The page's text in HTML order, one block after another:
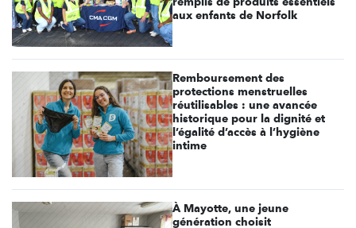
aux enfants de Norfolk
Remboursement des
protections menstruelles
réutilisables : une avancée
historique pour la dignité et
l’égalité d’accès à l’hygiène
intime
À Mayotte, une jeune
génération choisit